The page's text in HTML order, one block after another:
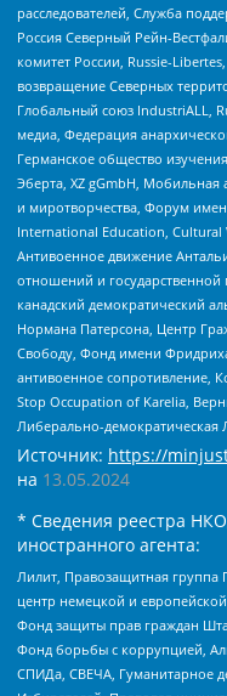
расследователей, Служба
Россия Северный Рейн-
комитет России, Russie-
возвращение Северных
Глобальный союз IndustriALL,
медиа, Федерация
Германское общество
Эберта, XZ gGmbH,
и миротворчества, Форум
International Education,
Антивоенное движение
отношений и
канадский демократический
Нормана Патерсона, Центр
Свободу, Фонд имени
антивоенное сопротивление,
Stop Occupation of Karelia,
Либерально-демократическая
Источник: https://
на 13.05.2024
* Сведения реестра
иностранного агента:
Лилит, Правозащитная
центр немецкой и
Фонд защиты прав граждан
Фонд борьбы с коррупцией,
СПИДа, СВЕЧА, Гуманитарное